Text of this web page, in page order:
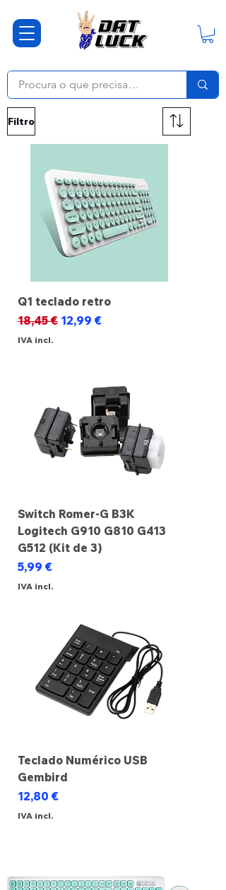
Filtro
Q1 teclado retro
Preço normal
18,45 € Preço promocional
12,99 €
IVA incl.
Switch Romer-G B3K
Logitech G910 G810 G413
G512 (Kit de 3)
Preço
5,99 €
IVA incl.
Teclado Numérico USB
Gembird
Preço
12,80 €
IVA incl.